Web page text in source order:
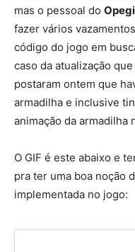
mas o pessoal do
fazer vários
código do jogo em
caso da atualização
postaram ontem que
armadilha e inclusive
animação da armadilha
O GIF é este abaixo e
pra ter uma boa noção
implementada no jogo: